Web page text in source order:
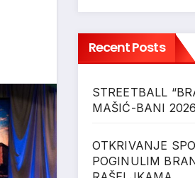
Recent Posts
STREETBALL
MAŠIĆ-BANI
OTKRIVANJE
POGINULIM